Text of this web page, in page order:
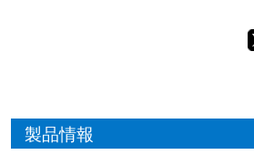
製品情報